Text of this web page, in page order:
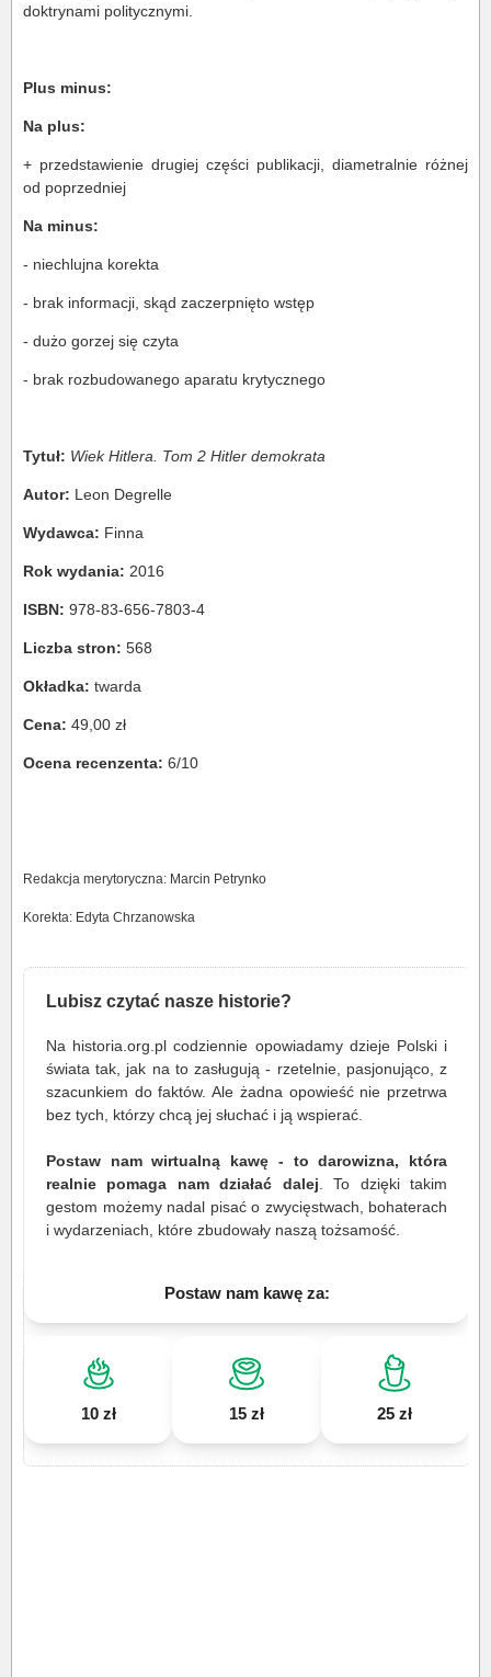
doktrynami politycznymi.
Plus minus:
Na plus:
+ przedstawienie drugiej części publikacji, diametralnie różnej
od poprzedniej
Na minus:
- niechlujna korekta
- brak informacji, skąd zaczerpnięto wstęp
- dużo gorzej się czyta
- brak rozbudowanego aparatu krytycznego
Tytuł: Wiek Hitlera. Tom 2 Hitler demokrata
Autor: Leon Degrelle
Wydawca: Finna
Rok wydania: 2016
ISBN: 978-83-656-7803-4
Liczba stron: 568
Okładka: twarda
Cena: 49,00 zł
Ocena recenzenta: 6/10
Redakcja merytoryczna: Marcin Petrynko
Korekta: Edyta Chrzanowska
Lubisz czytać nasze historie?
Na historia.org.pl codziennie opowiadamy dzieje Polski i
świata tak, jak na to zasługują - rzetelnie, pasjonująco, z
szacunkiem do faktów. Ale żadna opowieść nie przetrwa
bez tych, którzy chcą jej słuchać i ją wspierać.
Postaw nam wirtualną kawę - to darowizna, która
realnie pomaga nam działać dalej . To dzięki takim
gestom możemy nadal pisać o zwycięstwach, bohaterach
i wydarzeniach, które zbudowały naszą tożsamość.
Postaw nam kawę za:
10 zł 15 zł 25 zł